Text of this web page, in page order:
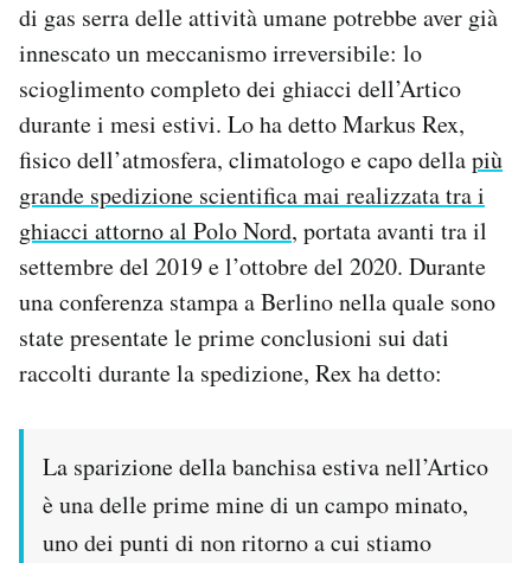
AREA PERSONALE
Area Personale
Newsletter
Notifiche mobile
Regala il Post
Hai bisogno di aiuto?
di gas serra delle attività umane potrebbe aver già
innescato un meccanismo irreversibile: lo
scioglimento completo dei ghiacci dell’Artico
durante i mesi estivi. Lo ha detto Markus Rex,
fisico dell’atmosfera, climatologo e capo dellapiù
grande spedizione scientifica mai realizzata tra i
ghiacci attorno al Polo Nord, portata avanti tra il
settembre del 2019 e l’ottobre del 2020. Durante
una conferenza stampa a Berlino nella quale sono
state presentate le prime conclusioni sui dati
raccolti durante la spedizione, Rex ha detto:
La sparizione della banchisa estiva nell’Artico
è una delle prime mine di un campo minato,
uno dei punti di non ritorno a cui stiamo